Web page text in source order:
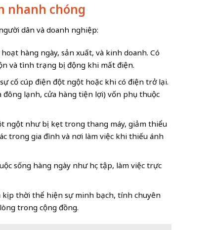
nhanh chóng
dân và doanh nghiệp:
hàng ngày, sản xuất, và kinh doanh. Có
và tình trạng bị động khi mất điện.
cố cúp điện đột ngột hoặc khi có điện trở lại.
lạnh, cửa hàng tiện lợi) vốn phụ thuộc
ngột như bị kẹt trong thang máy, giảm thiểu
trong gia đình và nơi làm việc khi thiếu ánh
sống hàng ngày như học tập, làm việc trực
kịp thời thể hiện sự minh bạch, tính chuyên
trong cộng đồng.